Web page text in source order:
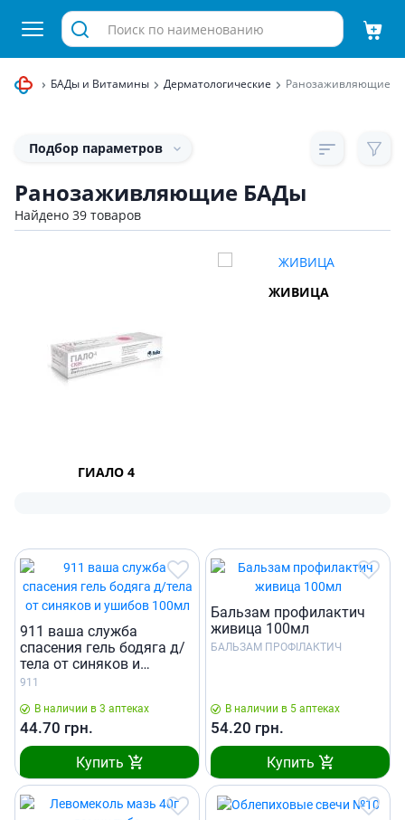
бады БАДы и Витамины Дерматологические Ранозаживляющие
Подбор параметров
Ранозаживляющие БАДы
Найдено 39 товаров
ГИАЛО 4
ЖИВИЦА
911 ваша служба
спасения гель бодяга д/
тела от синяков и
ушибов 100мл
911
В наличии в 3 аптеках
44.70 грн.
Купить
Бальзам профилактич
живица 100мл
БАЛЬЗАМ ПРОФІЛАКТИЧ
В наличии в 5 аптеках
54.20 грн.
Купить